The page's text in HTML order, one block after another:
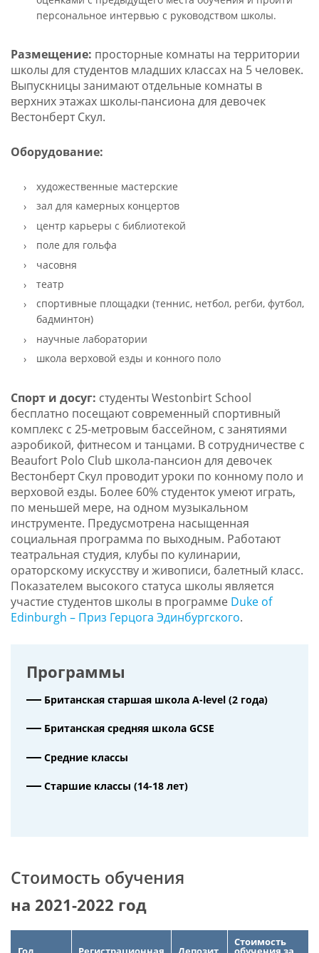
персональное интервью с руководством школы.
Размещение: просторные комнаты на территории
школы для студентов младших классах на 5 человек.
Выпускницы занимают отдельные комнаты в
верхних этажах школы-пансиона для девочек
Вестонберт Скул.
Оборудование:
художественные мастерские
зал для камерных концертов
центр карьеры с библиотекой
поле для гольфа
часовня
театр
спортивные площадки (теннис, нетбол, регби, футбол,
бадминтон)
научные лаборатории
школа верховой езды и конного поло
Спорт и досуг: студенты Westonbirt School
бесплатно посещают современный спортивный
комплекс с 25-метровым бассейном, с занятиями
аэробикой, фитнесом и танцами. В сотрудничестве с
Beaufort Polo Club школа-пансион для девочек
Вестонберт Скул проводит уроки по конному поло и
верховой езды. Более 60% студенток умеют играть,
по меньшей мере, на одном музыкальном
инструменте. Предусмотрена насыщенная
социальная программа по выходным. Работают
театральная студия, клубы по кулинарии,
ораторскому искусству и живописи, балетный класс.
Показателем высокого статуса школы является
участие студентов школы в программе Duke of
Edinburgh – Приз Герцога Эдинбургского.
Программы
Британская старшая школа A-level (2 года)
Британская средняя школа GCSE
Средние классы
Старшие классы (14-18 лет)
Стоимость обучения
на 2021-2022 год
Стоимость